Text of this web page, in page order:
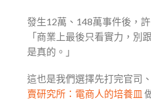
發生12萬、148萬事件後，
「商業上最後只看實力，別
是真的。」
這也是我們選擇先打完官司
賣研究所：電商人的培養皿